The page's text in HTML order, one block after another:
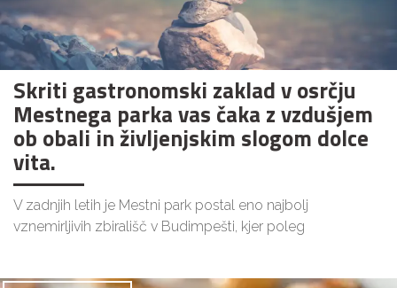
Skriti gastronomski zaklad v osrčju
Mestnega parka vas čaka z vzdušjem
ob obali in življenjskim slogom dolce
vita.
V zadnjih letih je Mestni park postal eno najbolj
vznemirljivih zbirališč v Budimpešti, kjer poleg